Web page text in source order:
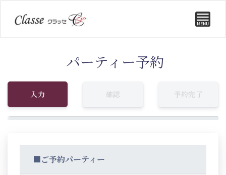
パーティー予約
入力 確認 予約完了
■ご予約パーティー